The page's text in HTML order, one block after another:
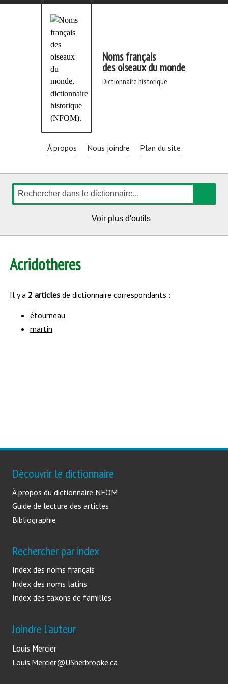
Aller
Noms français
des oiseaux du monde
dictionnaire historique
À propos Nous joindre Plan du site
Rechercher
Voir plus d'outilsde
Acridotheres
Il y a 2 articles de dictionnaire correspondants :
étourneau
martin
Découvrir le dictionnaire
À propos du dictionnaire NFOM
Guide de lecture des articles
Bibliographie
Rechercher par index
Index des noms français
Index des noms latins
Index des taxons de familles
Joindre l'auteur
Louis Mercier
Louis.Mercier@USherbrooke.ca